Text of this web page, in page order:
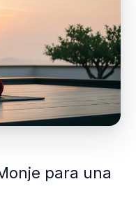
para una